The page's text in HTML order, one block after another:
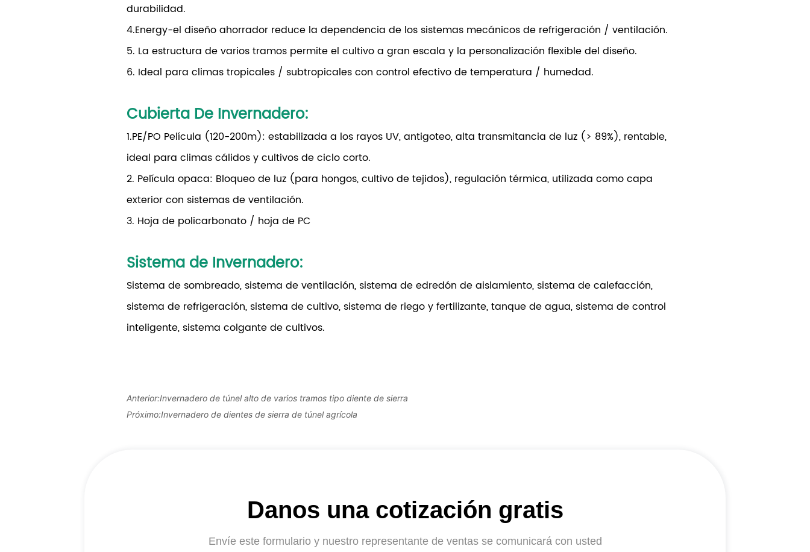
durabilidad.
4.Energy-el diseño ahorrador reduce la dependencia de los sistemas mecánicos de refrigeración / ventilación.
5. La estructura de varios tramos permite el cultivo a gran escala y la personalización flexible del diseño.
6. Ideal para climas tropicales / subtropicales con control efectivo de temperatura / humedad.
Cubierta De Invernadero:
1.PE/PO Película (120-200m): estabilizada a los rayos UV, antigoteo, alta transmitancia de luz (> 89%), rentable,
ideal para climas cálidos y cultivos de ciclo corto.
2. Película opaca: Bloqueo de luz (para hongos, cultivo de tejidos), regulación térmica, utilizada como capa
exterior con sistemas de ventilación.
3. Hoja de policarbonato / hoja de PC
Sistema de Invernadero:
Sistema de sombreado, sistema de ventilación, sistema de edredón de aislamiento, sistema de calefacción,
sistema de refrigeración, sistema de cultivo, sistema de riego y fertilizante, tanque de agua, sistema de control
inteligente, sistema colgante de cultivos.
Anterior:Invernadero de túnel alto de varios tramos tipo diente de sierra
Próximo:Invernadero de dientes de sierra de túnel agrícola
Danos una cotización gratis
Envíe este formulario y nuestro representante de ventas se comunicará con usted